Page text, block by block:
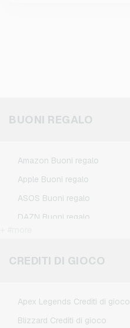
BUONI REGALO
Amazon Buoni regalo
Apple Buoni regalo
ASOS Buoni regalo
DAZN Buoni regalo
Flixbus Buoni regalo
CREDITI DI GIOCO
Apex Legends Crediti di gioco
Blizzard Crediti di gioco